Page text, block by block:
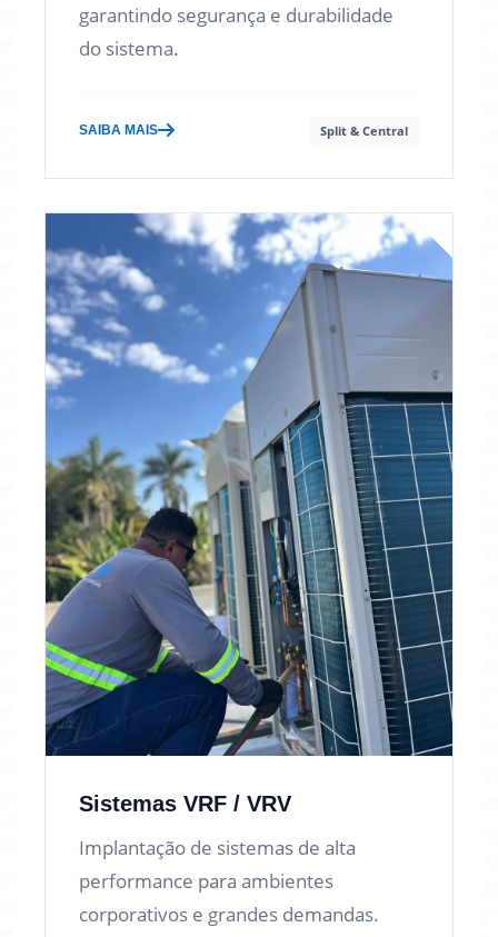
garantindo segurança e durabilidade
do sistema.
SAIBA MAIS Split & Central
Sistemas VRF / VRV
Implantação de sistemas de alta
performance para ambientes
corporativos e grandes demandas.